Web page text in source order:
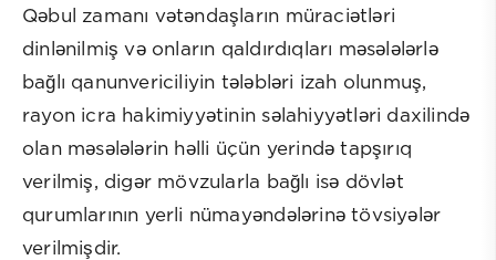
Qəbul zamanı vətəndaşların müraciətləri
dinlənilmiş və onların qaldırdıqları məsələlərlə
bağlı qanunvericiliyin tələbləri izah olunmuş,
rayon icra hakimiyyətinin səlahiyyətləri daxilində
olan məsələlərin həlli üçün yerində tapşırıq
verilmiş, digər mövzularla bağlı isə dövlət
qurumlarının yerli nümayəndələrinə tövsiyələr
verilmişdir.